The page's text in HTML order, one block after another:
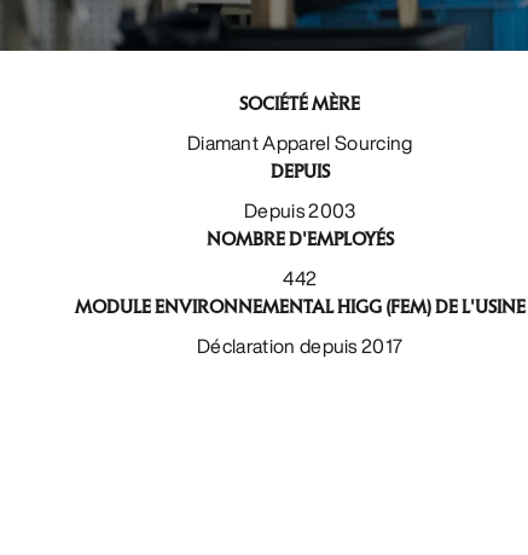
SOCIÉTÉ MÈRE
Diamant Apparel Sourcing
DEPUIS
Depuis 2003
NOMBRE D'EMPLOYÉS
442
MODULE ENVIRONNEMENTAL HIGG (FEM) DE L'USINE
Déclaration depuis 2017